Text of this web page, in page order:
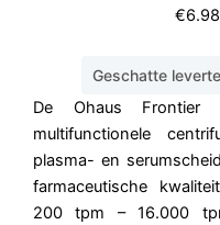
€
Geschatte
De Ohaus Frontier
multifunctionele
plasma- en
farmaceutische
200 tpm – 16.000